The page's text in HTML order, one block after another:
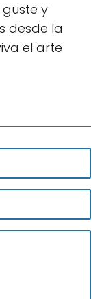
guste y
desde la
el arte